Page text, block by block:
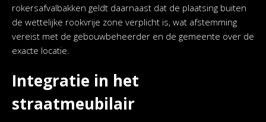
rokersafvalbakken geldt daarnaast dat de plaatsing buiten
de wettelijke rookvrije zone verplicht is, wat afstemming
vereist met de gebouwbeheerder en de gemeente over de
exacte locatie.
Integratie in het
straatmeubilair